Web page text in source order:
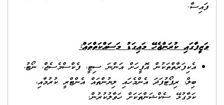
ފައިސާ.
ވަޒީފާގައި ކުރަންޖެހޭ މައިގަޑު މަސައްކަތްތައް:
އެކިފަރާތްތަކުން އޮފީހަށް އަންނަ ސިޓީ، ފެކްސްމެސެޖް، ނޯޓު،
ބިލް، ރިޕޯޓުފަދަ އެންމެހައި ލިޔުންތައް އެންޓްރީ ކުރުމާއި،
ކަމާގުޅޭ ސެކްޝަންތަކަށް ހަވާލުކުރުން.